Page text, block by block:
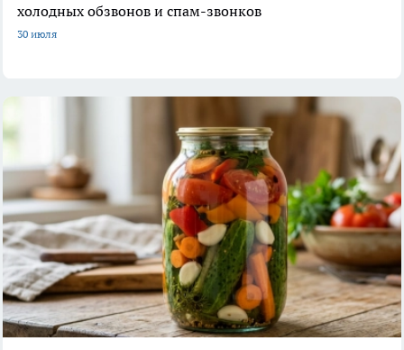
холодных обзвонов и спам-звонков
30 июля